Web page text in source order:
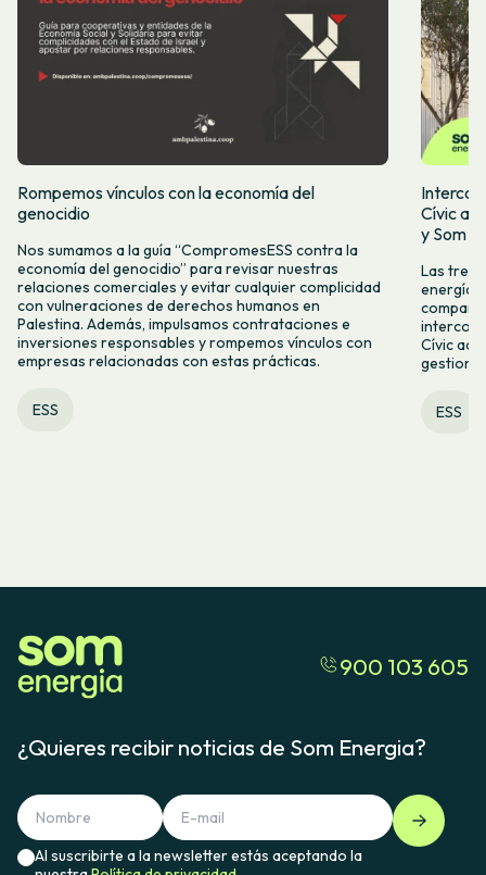
Rompemos vínculos con la economía del
genocidio
Nos sumamos a la guía “CompromesESS contra la
economía del genocidio” para revisar nuestras
relaciones comerciales y evitar cualquier complicidad
con vulneraciones de derechos humanos en
Palestina. Además, impulsamos contrataciones e
inversiones responsables y rompemos vínculos con
empresas relacionadas con estas prácticas.
ESS
Cívic
y Som
Las tres
energía,
Cívic
ESS
900 103 605
¿Quieres recibir noticias de Som Energia?
Al suscribirte a la newsletter estás aceptando la